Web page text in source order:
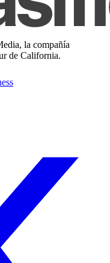
la compañía
de California.